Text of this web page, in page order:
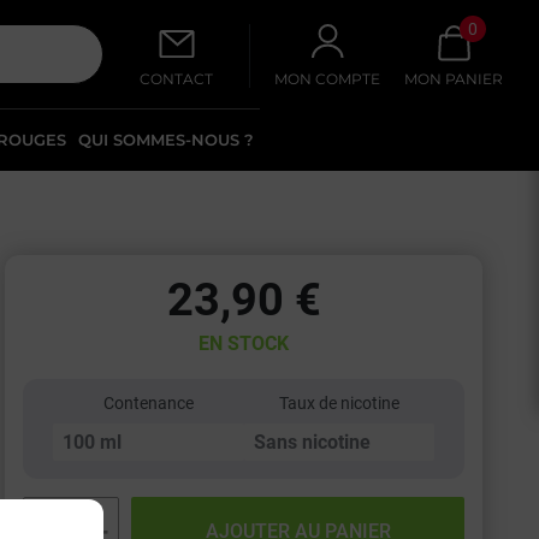
CONTACT
QUI SOMMES-NOUS ?
MON COMPTE
0
MON PANIER
23,90 €
EN STOCK
Contenance Taux de nicotine
+ AJOUTER AU PANIER